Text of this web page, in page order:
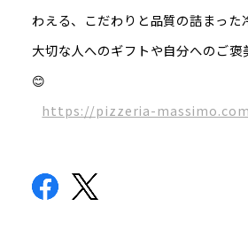
わえる、こだわりと品質の詰まった
大切な人へのギフトや自分へのご褒
😊
https://pizzeria-